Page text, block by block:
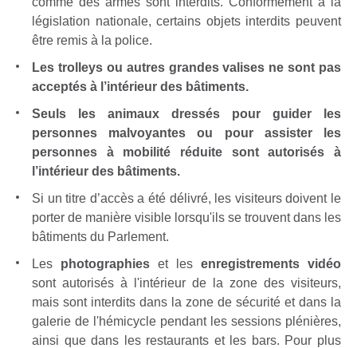
législation nationale, certains objets interdits peuvent
être remis à la police.
Les trolleys ou autres grandes valises ne sont pas
acceptés à l’intérieur des bâtiments.
Seuls les animaux dressés pour guider les
personnes malvoyantes ou pour assister les
personnes à mobilité réduite sont autorisés à
l’intérieur des bâtiments.
Si un titre d’accès a été délivré, les visiteurs doivent le
porter de manière visible lorsqu'ils se trouvent dans les
bâtiments du Parlement.
Les photographies et les enregistrements vidéo
sont autorisés à l'intérieur de la zone des visiteurs,
mais sont interdits dans la zone de sécurité et dans la
galerie de l'hémicycle pendant les sessions plénières,
ainsi que dans les restaurants et les bars. Pour plus